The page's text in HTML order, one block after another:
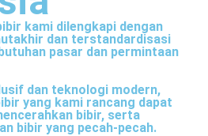
kami dilengkapi dengan
dan terstandardisasi
pasar dan permintaan
dan teknologi modern,
yang kami rancang dapat
bibir, serta
bibir yang pecah-pecah.